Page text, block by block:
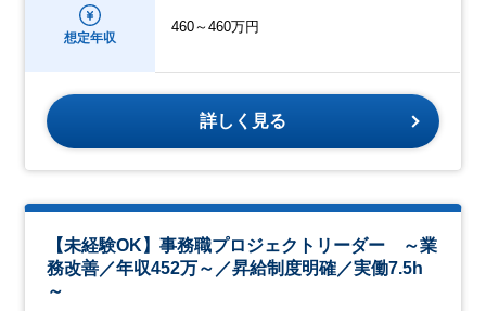
想定年収
460～460万円
詳しく見る
【未経験OK】事務職プロジェクトリーダー ～業
務改善／年収452万～／昇給制度明確／実働7.5h
～